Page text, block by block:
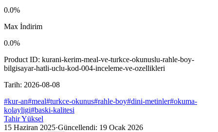
0.0%
Max İndirim
0.0%
Product ID: kurani-kerim-meal-ve-turkce-okunuslu-rahle-boy-
bilgisayar-hatli-uclu-kod-004-inceleme-ve-ozellikleri
Tarih: 2026-08-08
#kur-an#meal#turkce-okunus#rahle-boy#dini-metinler#okuma-
kolayligi#baski-kalitesi
Tahir Yüksel
15 Haziran 2025·Güncellendi: 19 Ocak 2026